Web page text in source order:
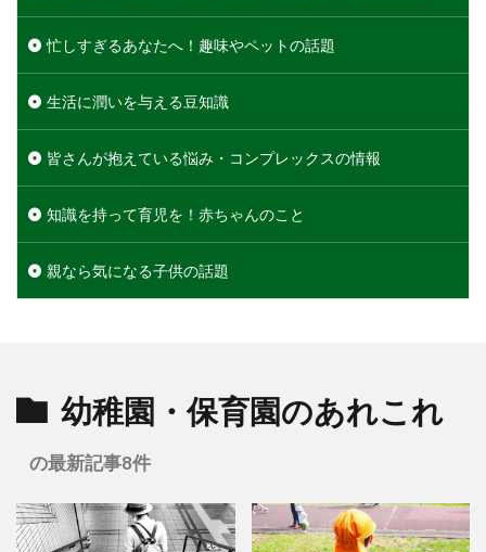
忙しすぎるあなたへ！趣味やペットの話題
生活に潤いを与える豆知識
皆さんが抱えている悩み・コンプレックスの情報
知識を持って育児を！赤ちゃんのこと
親なら気になる子供の話題
幼稚園・保育園のあれこれ
の最新記事8件